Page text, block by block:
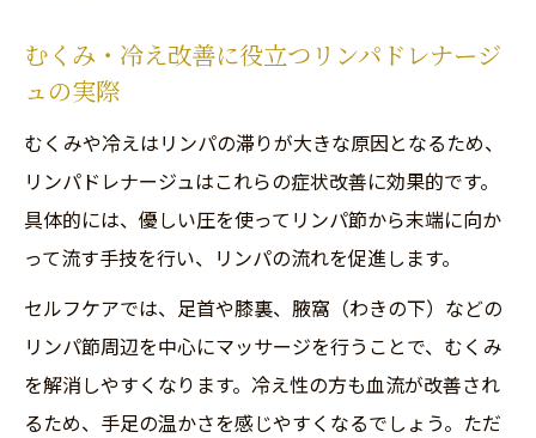
むくみ・冷え改善に役立つリンパドレナージ
ュの実際
むくみや冷えはリンパの滞りが大きな原因となるため、
リンパドレナージュはこれらの症状改善に効果的です。
具体的には、優しい圧を使ってリンパ節から末端に向か
って流す手技を行い、リンパの流れを促進します。
セルフケアでは、足首や膝裏、腋窩（わきの下）などの
リンパ節周辺を中心にマッサージを行うことで、むくみ
を解消しやすくなります。冷え性の方も血流が改善され
るため、手足の温かさを感じやすくなるでしょう。ただ